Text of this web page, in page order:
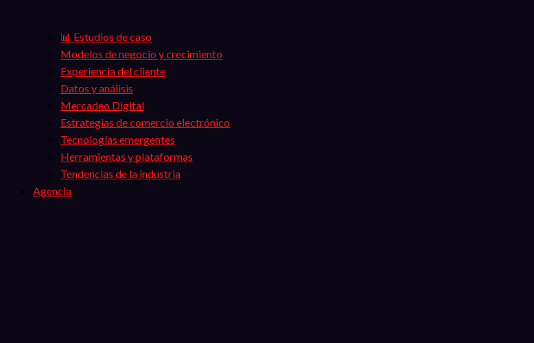
📊 Estudios de caso
Modelos de negocio y crecimiento
Experiencia del cliente
Datos y análisis
Mercadeo Digital
Estrategias de comercio electrónico
Tecnologías emergentes
Herramientas y plataformas
Tendencias de la industria
Agencia